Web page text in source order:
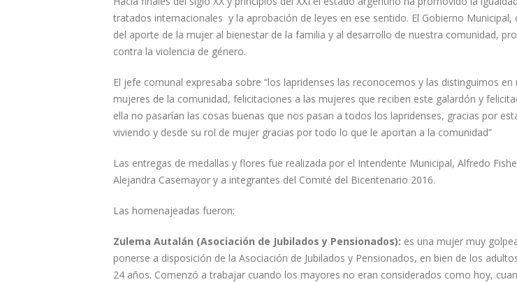
tratados internacionales y la aprobación de leyes en ese sentido. El Gobierno
del aporte de la mujer al bienestar de la familia y al desarrollo de nuestra comunidad,
contra la violencia de género.
El jefe comunal expresaba sobre “los lapridenses las reconocemos y las distinguimos
mujeres de la comunidad, felicitaciones a las mujeres que reciben este galardón y
ella no pasarían las cosas buenas que nos pasan a todos los lapridenses, gracias por
viviendo y desde su rol de mujer gracias por todo lo que le aportan a la comunidad”
Las entregas de medallas y flores fue realizada por el Intendente Municipal, Alfredo
Alejandra Casemayor y a integrantes del Comité del Bicentenario 2016.
Las homenajeadas fueron:
Zulema Autalán (Asociación de Jubilados y Pensionados): es una mujer muy
ponerse a disposición de la Asociación de Jubilados y Pensionados, en bien de los
24 años. Comenzó a trabajar cuando los mayores no eran considerados como hoy,